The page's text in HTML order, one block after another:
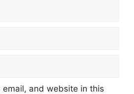
email, and website in this